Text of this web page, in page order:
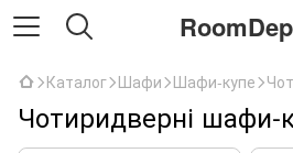
Каталог Шафи Шафи-купе
Чотиридверні шафи-